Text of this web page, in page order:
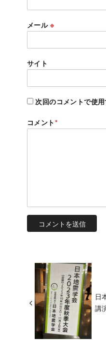
メール ※
サイト
次回のコメントで使
コメント*
日
講